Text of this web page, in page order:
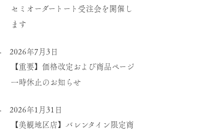
セミオーダートート受注会を開催し
ます
2026年7月3日
【重要】価格改定および商品ページ
一時休止のお知らせ
2026年1月31日
【美観地区店】バレンタイン限定商